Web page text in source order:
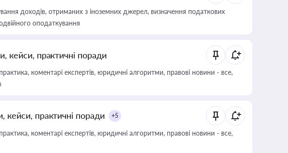
доходів, отриманих з іноземних джерел, визначення податкових
оподаткування
кейси, практичні поради
коментарі експертів, юридичні алгоритми, правові новини - все,
кейси, практичні поради +5
коментарі експертів, юридичні алгоритми, правові новини - все,